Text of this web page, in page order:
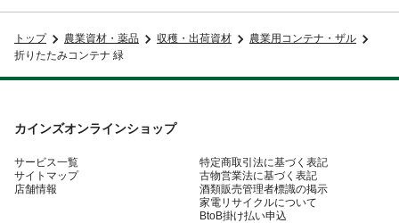
トップ 農業資材・薬品 収穫・出荷資材
農業用コンテナ・ザル
折りたたみコンテナ 緑
カインズオンラインショップ
サービス一覧
サイトマップ
店舗情報
特定商取引法に基づく表記
古物営業法に基づく表記
酒類販売管理者標識の掲示
家電リサイクルについて
BtoB掛け払い申込